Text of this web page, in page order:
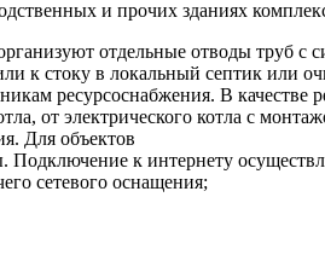
и прочих зданиях
отдельные отводы труб с
к стоку в локальный септик или
ресурсоснабжения. В качестве
от электрического котла с
Для объектов
к интернету
сетевого оснащения;